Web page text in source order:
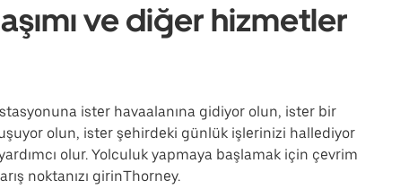
ve diğer hizmetler
ister havaalanına gidiyor olun, ister bir
olun, ister şehirdeki günlük işlerinizi hallediyor
olur. Yolculuk yapmaya başlamak için çevrim
noktanızı girinThorney.